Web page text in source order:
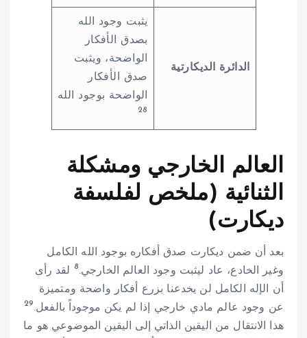
الدائرة الديكارتية
يثبت وجود الله
بصدق الأفكار
الواضحة، ويثبت
صدق الأفكار
الواضحة بوجود الله
28
العالم الخارجي ومشكلة
الثنائية (ملخص لفلسفة
ديكارت)
بعد أن ضمن ديكارت صدق أفكاره بوجود الله الكامل
وغير الخادع، عاد ليثبت وجود العالم الخارجي.8 لقد رأى
أن الإله الكامل لن يخدعنا بزرع أفكار واضحة ومتميزة
عن وجود عالم مادي خارجي إذا لم يكن موجوداً بالفعل.29
هذا الانتقال من اليقين الذاتي إلى اليقين الموضوعي هو ما